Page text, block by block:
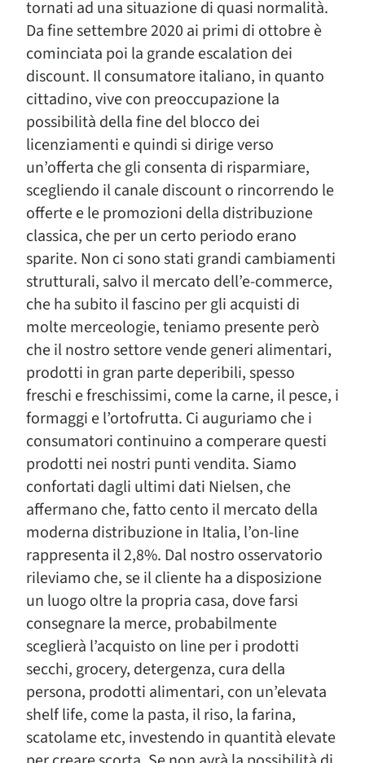
tornati ad una situazione di quasi normalità.
Da fine settembre 2020 ai primi di ottobre è
cominciata poi la grande escalation dei
discount. Il consumatore italiano, in quanto
cittadino, vive con preoccupazione la
possibilità della fine del blocco dei
licenziamenti e quindi si dirige verso
un’offerta che gli consenta di risparmiare,
scegliendo il canale discount o rincorrendo le
offerte e le promozioni della distribuzione
classica, che per un certo periodo erano
sparite. Non ci sono stati grandi cambiamenti
strutturali, salvo il mercato dell’e-commerce,
che ha subito il fascino per gli acquisti di
molte merceologie, teniamo presente però
che il nostro settore vende generi alimentari,
prodotti in gran parte deperibili, spesso
freschi e freschissimi, come la carne, il pesce, i
formaggi e l’ortofrutta. Ci auguriamo che i
consumatori continuino a comperare questi
prodotti nei nostri punti vendita. Siamo
confortati dagli ultimi dati Nielsen, che
affermano che, fatto cento il mercato della
moderna distribuzione in Italia, l’on-line
rappresenta il 2,8%. Dal nostro osservatorio
rileviamo che, se il cliente ha a disposizione
un luogo oltre la propria casa, dove farsi
consegnare la merce, probabilmente
sceglierà l’acquisto on line per i prodotti
secchi, grocery, detergenza, cura della
persona, prodotti alimentari, con un’elevata
shelf life, come la pasta, il riso, la farina,
scatolame etc, investendo in quantità elevate